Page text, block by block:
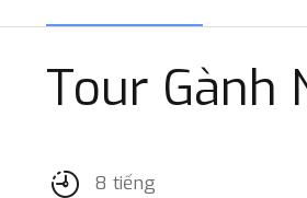
Tour Gành
8 tiếng